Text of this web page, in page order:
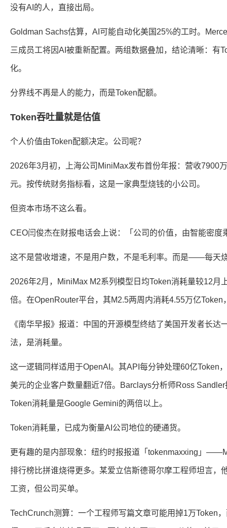
没有AI的人，直接出局。
Goldman Sachs估算，AI可能自动化美国25%的工时。
三成员工将因AI被重新配置。两组数据叠加，结论清晰：有
化。
分界线不再是人的能力，而是Token配额。
Token吞吐量就是估值
个人价值由Token配额决定。公司呢？
2026年3月初，上海公司MiniMax发布首份年报：营收7900
元。按传统财务指标看，这是一家典型烧钱的小公司。
但资本市场不这么看。
CEO闫俊杰在财报电话会上说：「公司的价值，由智能密度
这不是营收增速，不是用户数，不是毛利率。而是——每天
2026年2月，MiniMax M2系列模型日均Token消耗量较12月
倍。在OpenRouter平台，其M2.5两周内消耗4.55万亿Token
《南华早报》报道：中国的开源模型终结了美国开发者长达
法，是消耗量。
这一逻辑同样适用于OpenAI。其API每分钟处理60亿Token
美元的企业客户数量翻近7倍。Barclays分析师Ross
Token消耗量是Google Gemini的两倍以上。
Token消耗量，已成为衡量AI公司地位的硬通货。
更有趣的是内部现象：纽约时报报道「tokenmaxxing」
排行榜比拼谁烧得更多。某爱立信斯德哥尔摩工程师坦言，
工资，但公司买单。
TechCrunch测算：一个工程师写篇文章可能用掉1万Token